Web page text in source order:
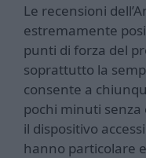
Le recensioni
estremamente
punti di forza del
soprattutto la
consente a
pochi minuti
il dispositivo
hanno particolare